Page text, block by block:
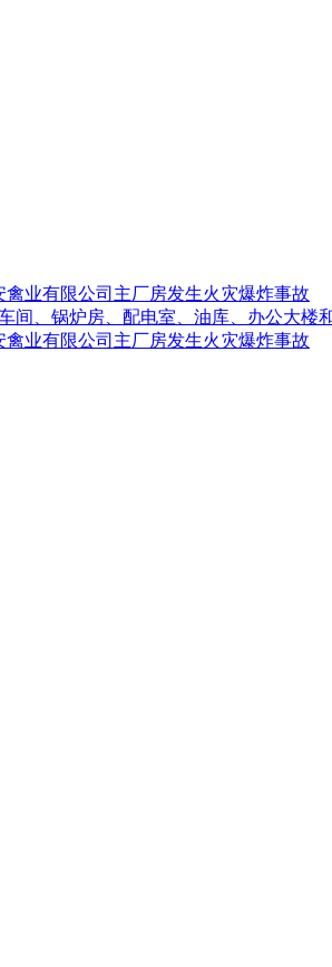
业有限公司主厂房发生火灾爆炸事故
、锅炉房、配电室、油库、办公大楼
业有限公司主厂房发生火灾爆炸事故